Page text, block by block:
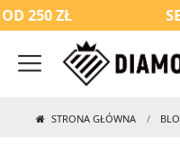
ZŁ
STRONA GŁÓWNA